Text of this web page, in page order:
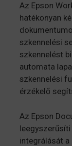
Az Epson
hatékonyan
szkennelési
szkennelést
automata
szkennelési
érzékelő
Az Epson
leegyszerűsíti
integrálását